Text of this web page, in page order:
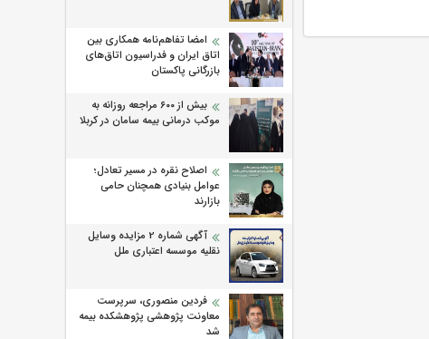
امضا تفاهم‌نامه همکاری بین
اتاق ایران و فدراسیون اتاق‌های
بازرگانی پاکستان
بیش از ۶۰۰ مراجعه روزانه به
موکب درمانی بیمه سامان در کربلا
اصلاح نقره در مسیر تعادل؛
عوامل بنیادی همچنان حامی
بازارند
آگهی شماره 2 مزایده وسایل
نقلیه موسسه اعتباری ملل
فردین منصوری، سرپرست
معاونت پژوهشی پژوهشكده بیمه
شد